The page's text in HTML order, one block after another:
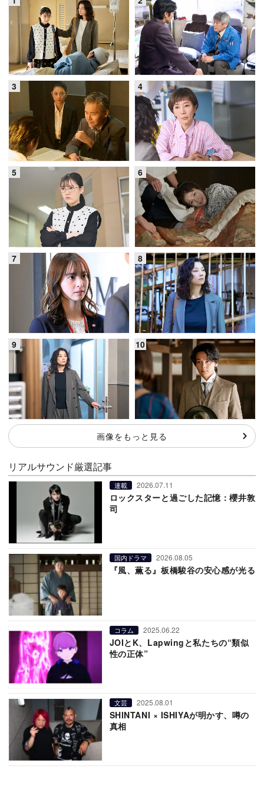
画像をもっと見る
リアルサウンド厳選記事
連載 2026.07.11
ロックスターと過ごした記憶：櫻井敦
司
国内ドラマ 2026.08.05
『風、薫る』板橋駿谷の安心感が光る
コラム 2025.06.22
JOIとK、Lapwingと私たちの“類似
性の正体”
文芸 2025.08.01
SHINTANI × ISHIYAが明かす、噂の
真相